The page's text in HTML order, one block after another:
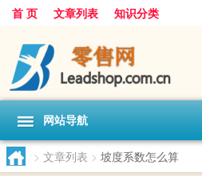
首 页 文章列表 知识分类
网站导航
> 文章列表 > 坡度系数怎么算